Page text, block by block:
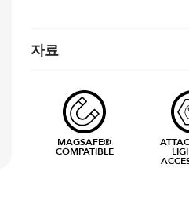
자료
MAGSAFE®
COMPATIBLE